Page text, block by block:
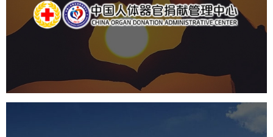
国企 品牌官网 网站建设